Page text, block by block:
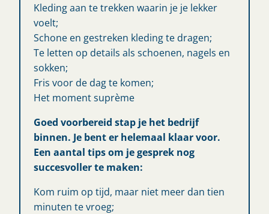
Kleding aan te trekken waarin je je lekker
voelt;
Schone en gestreken kleding te dragen;
Te letten op details als schoenen, nagels en
sokken;
Fris voor de dag te komen;
Het moment suprème
Goed voorbereid stap je het bedrijf
binnen. Je bent er helemaal klaar voor.
Een aantal tips om je gesprek nog
succesvoller te maken:
Kom ruim op tijd, maar niet meer dan tien
minuten te vroeg;